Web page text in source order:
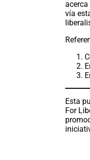
vía
Esta
For